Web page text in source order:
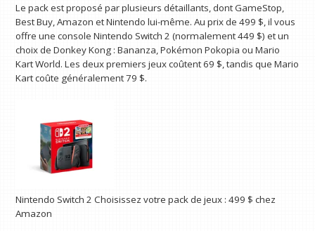
Le pack est proposé par plusieurs détaillants, dont GameStop,
Best Buy, Amazon et Nintendo lui-même. Au prix de 499 $, il vous
offre une console Nintendo Switch 2 (normalement 449 $) et un
choix de Donkey Kong : Bananza, Pokémon Pokopia ou Mario
Kart World. Les deux premiers jeux coûtent 69 $, tandis que Mario
Kart coûte généralement 79 $.
Nintendo Switch 2 Choisissez votre pack de jeux : 499 $ chez
Amazon